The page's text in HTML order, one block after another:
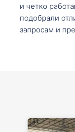
и четко
подобрали
запросам и